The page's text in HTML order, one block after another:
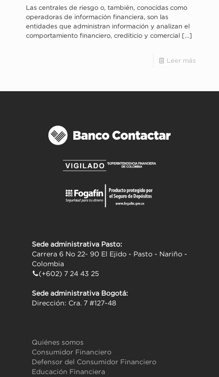
Las centrales de riesgo o, también, conocidas como
operadoras de información financiera, son las
entidades que administran información y analizan el
comportamiento financiero, crediticio y comercial […]
Leer más
``
Sede administrativa Pasto:
Carrera 6 No 22- 90 El Ejido - Pasto - Nariño -
Colombia
(+602) 7 24 43 25
Sede administrativa Bogotá:
Dirección: Cra. 7 #127-48
Quiénes somos
Consumidor Financiero
Defensor del Consumidor Financiero
Educación Financiera